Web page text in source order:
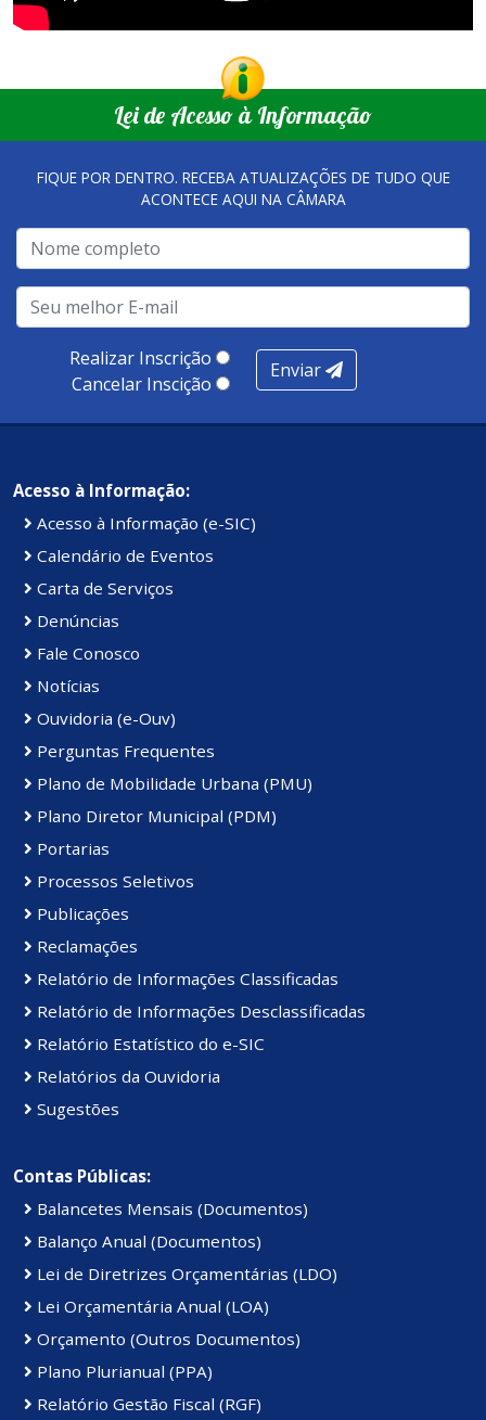
Lei de Acesso à Informação
FIQUE POR DENTRO. RECEBA ATUALIZAÇÕES DE TUDO QUE
ACONTECE AQUI NA CÂMARA
Realizar Inscrição
Cancelar Inscição
Enviar
Acesso à Informação:
Acesso à Informação (e-SIC)
Calendário de Eventos
Carta de Serviços
Denúncias
Fale Conosco
Notícias
Ouvidoria (e-Ouv)
Perguntas Frequentes
Plano de Mobilidade Urbana (PMU)
Plano Diretor Municipal (PDM)
Portarias
Processos Seletivos
Publicações
Reclamações
Relatório de Informações Classificadas
Relatório de Informações Desclassificadas
Relatório Estatístico do e-SIC
Relatórios da Ouvidoria
Sugestões
Contas Públicas:
Balancetes Mensais (Documentos)
Balanço Anual (Documentos)
Lei de Diretrizes Orçamentárias (LDO)
Lei Orçamentária Anual (LOA)
Orçamento (Outros Documentos)
Plano Plurianual (PPA)
Relatório Gestão Fiscal (RGF)